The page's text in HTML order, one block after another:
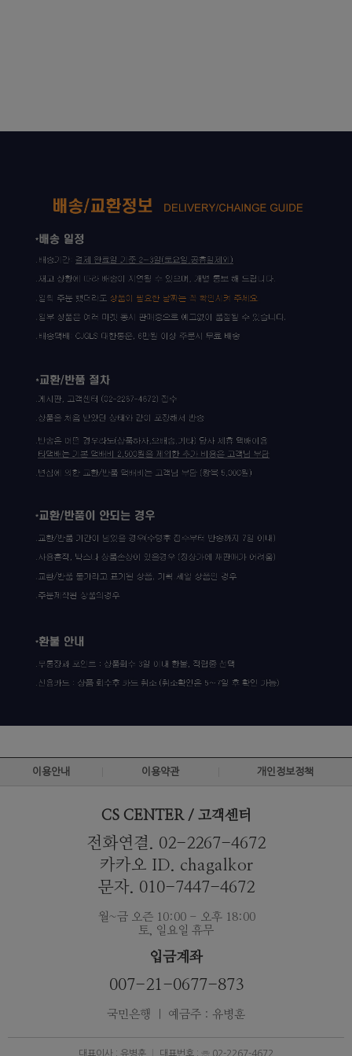
이용안내 이용약관 개인정보정책
CS CENTER / 고객센터
전화연결. 02-2267-4672
카카오 ID. chagalkor
문자. 010-7447-4672
월~금 오즌 10:00 - 오후 18:00
토, 일요일 휴무
입금계좌
007-21-0677-873
국민은행 ｜ 예금주 : 유병훈
대표이사 : 유병훈 대표번호 : ☏ 02-2267-4672